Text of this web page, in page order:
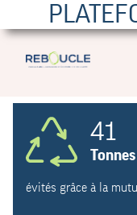
41
évités grâce à la